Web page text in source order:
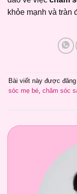
khỏe mạnh và tràn
Bài viết này được đăng
sóc mẹ bé, chăm sóc